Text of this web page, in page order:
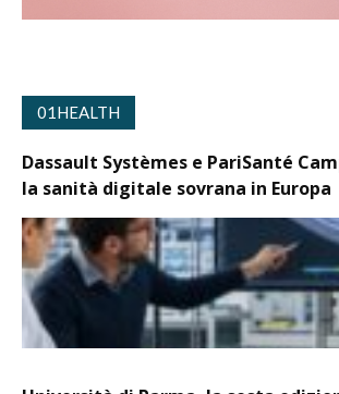
01HEALTH
Dassault Systèmes e PariSanté
la sanità digitale sovrana in Europa